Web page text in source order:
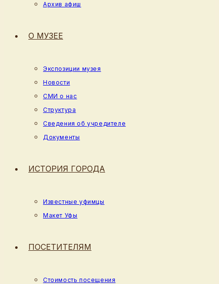
Архив афиш
О МУЗЕЕ
Экспозиции музея
Новости
СМИ о нас
Структура
Сведения об учредителе
Документы
ИСТОРИЯ ГОРОДА
Известные уфимцы
Макет Уфы
ПОСЕТИТЕЛЯМ
Стоимость посещения